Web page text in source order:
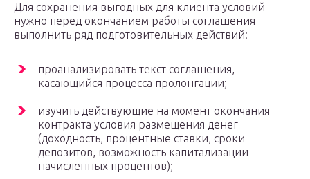
Для сохранения выгодных для клиента условий
нужно перед окончанием работы соглашения
выполнить ряд подготовительных действий:
проанализировать текст соглашения,
касающийся процесса пролонгации;
изучить действующие на момент окончания
контракта условия размещения денег
(доходность, процентные ставки, сроки
депозитов, возможность капитализации
начисленных процентов);